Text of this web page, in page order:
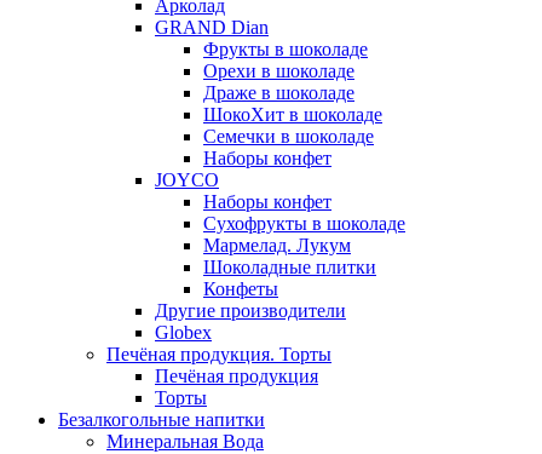
Арколад
GRAND Dian
Фрукты в шоколаде
Орехи в шоколаде
Драже в шоколаде
ШокоХит в шоколаде
Семечки в шоколаде
Наборы конфет
JOYCO
Наборы конфет
Сухофрукты в шоколаде
Мармелад. Лукум
Шоколадные плитки
Конфеты
Другие производители
Globex
Печёная продукция. Торты
Печёная продукция
Торты
Безалкогольные напитки
Минеральная Вода